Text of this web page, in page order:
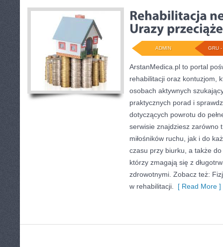
GRU
ADMIN
ArstanMedica.pl to portal
rehabilitacji oraz kontuzjom,
osobach aktywnych
praktycznych porad i
dotyczących powrotu do
serwisie znajdziesz zarówno
miłośników ruchu, jak i do
czasu przy biurku, a także
którzy zmagają się z
zdrowotnymi. Zobacz też:
w rehabilitacji.
[ Read More ]